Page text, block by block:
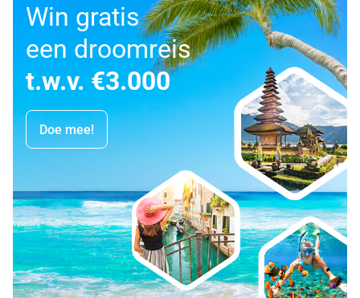
Win gratis
een droomreis
t.w.v. €3.000
Doe mee!